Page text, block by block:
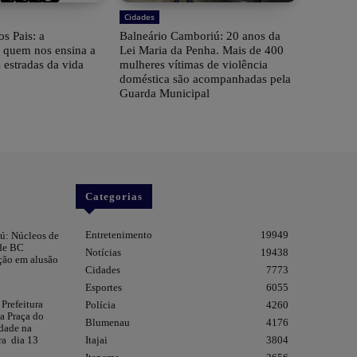
Pais: a
nos ensina a
da vida
Cidades
Balneário Camboriú: 20 anos da
Lei Maria da Penha. Mais de 400
mulheres vítimas de violência
doméstica são acompanhadas pela
Guarda Municipal
Núcleos de
BC
em alusão
Praça do
na
dia 13
Categorias
Entretenimento
19949
Notícias
19438
Cidades
7773
Esportes
6055
Polícia
4260
Blumenau
4176
Itajai
3804